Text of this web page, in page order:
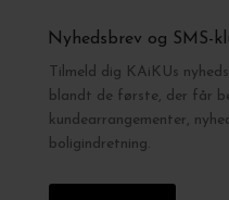
Nyhedsbrev og SMS-
Tilmeld dig KAiKUs
blandt de første, der får
kundearrangementer,
boligindretning.